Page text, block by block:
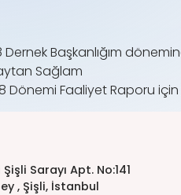
Dernek Başkanlığım
Sağlam
Dönemi Faaliyet Raporu için
Sarayı Apt. No:141
, Şişli, İstanbul